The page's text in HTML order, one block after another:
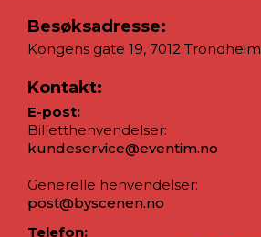
Besøksadresse:
Kongens gate 19, 7012 Trondheim
Kontakt:
E-post:
Billetthenvendelser:
kundeservice@eventim.no
Generelle henvendelser:
post@byscenen.no
Telefon: